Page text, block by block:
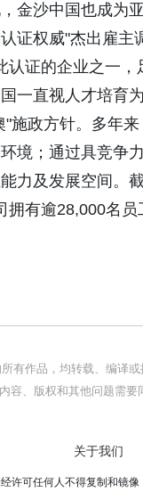
金沙中国也成为
证权威"杰出雇
证的企业之一
一直视人才培育
施政方针。多年
境；通过具竞争
力及发展空间。
拥有逾28,000名
有作品，均转载、编译
容、版权和其他问题需
关于我们
许可任何人不得复制和镜